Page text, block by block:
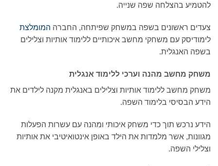
להטמיע בהצלחה שפה שנייה.
צעדים ראשונים בשפה במשחק שפיתחה, החברה המומלצת
לימודיסק עם משחקי מחשב איכותיים ללימוד אותיות וצלילים
בשפה האנגלית.
משחק מחשב מהנה וערכי ללימוד אנגלית
משחק מחשב ללימוד אותיות וצלילים באנגלית מקנה לילדים את
הידע הבסיסי בלימוד השפה.
הידע נרכש תוך כדי משחק איכותי ומהנה עם עשרות הפעלות
מגוונות, אשר מלמדות את הילד באופן אינטואיטיבי את אותיות
וצלילי השפה.